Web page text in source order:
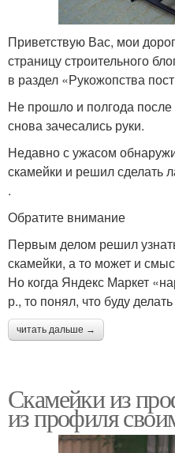
Приветствую Вас, мои
страницу строительного
в раздел «Рукожопства
Не прошло и полгода
снова зачесались руки.
Недавно с ужасом
скамейки и решил сделать
.
Обратите внимание
Первым делом решил
скамейки, а то может и
Но когда Яндекс Маркет
р., то понял, что буду
читать дальше →
Скамейки из
из профиля